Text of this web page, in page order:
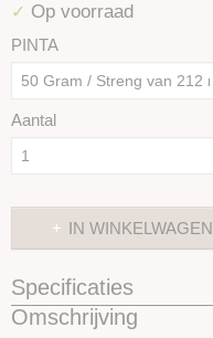
✓ Op voorraad
PINTA
Aantal
IN WINKELWAGEN
Specificaties
Productcode
Omschrijving